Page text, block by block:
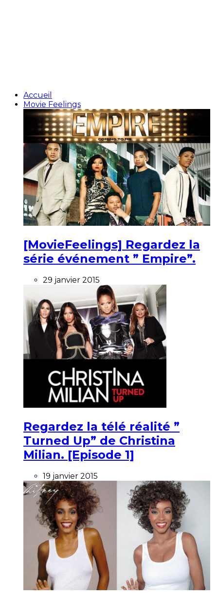
Accueil
Movie Feelings
[MovieFeelings] Regardez la
série événement ” Empire”.
29 janvier 2015
Regardez la télé réalité ”
Turned Up” de Christina
Milian. [Episode 1]
19 janvier 2015